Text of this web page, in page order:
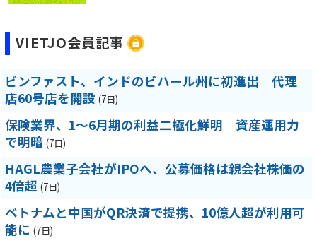
VIETJO会員記事
ビンファスト、インドのビハール州に初進出 代理
店60号店を開設 (7日)
保険業界、1～6月期の利益二極化鮮明 資産運用力
で明暗 (7日)
HAGL農業子会社がIPOへ、公募価格は親会社株価の
4倍超 (7日)
ベトナムと中国がQR決済で提携、10億人超が利用可
能に (7日)